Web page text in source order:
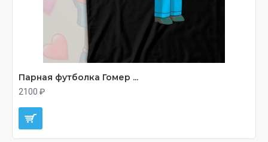
Парная футболка Гомер ...
2100 ₽